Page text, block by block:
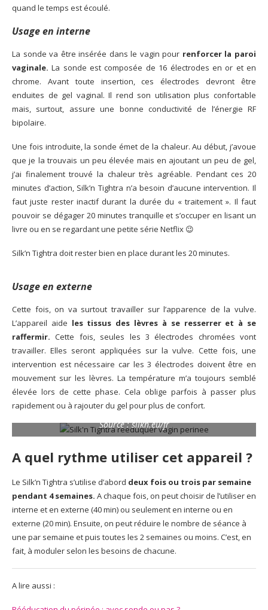
quand le temps est écoulé.
Usage en interne
La sonde va être insérée dans le vagin pour renforcer la paroi
vaginale. La sonde est composée de 16 électrodes en or et en
chrome. Avant toute insertion, ces électrodes devront être
enduites de gel vaginal. Il rend son utilisation plus confortable
mais, surtout, assure une bonne conductivité de l’énergie RF
bipolaire.
Une fois introduite, la sonde émet de la chaleur. Au début, j’avoue
que je la trouvais un peu élevée mais en ajoutant un peu de gel,
j’ai finalement trouvé la chaleur très agréable. Pendant ces 20
minutes d’action, Silk’n Tightra n’a besoin d’aucune intervention. Il
faut juste rester inactif durant la durée du « traitement ». Il faut
pouvoir se dégager 20 minutes tranquille et s’occuper en lisant un
livre ou en se regardant une petite série Netflix 😉
Silk’n Tightra doit rester bien en place durant les 20 minutes.
Usage en externe
Cette fois, on va surtout travailler sur l’apparence de la vulve.
L’appareil aide les tissus des lèvres à se resserrer et à se
raffermir. Cette fois, seules les 3 électrodes chromées vont
travailler. Elles seront appliquées sur la vulve. Cette fois, une
intervention est nécessaire car les 3 électrodes doivent être en
mouvement sur les lèvres. La température m’a toujours semblé
élevée lors de cette phase. Cela oblige parfois à passer plus
rapidement ou à rajouter du gel pour plus de confort.
Source : silkn.eu/fr
A quel rythme utiliser cet appareil ?
Le Silk’n Tightra s’utilise d’abord deux fois ou trois par semaine
pendant 4 semaines. A chaque fois, on peut choisir de l’utiliser en
interne et en externe (40 min) ou seulement en interne ou en
externe (20 min). Ensuite, on peut réduire le nombre de séance à
une par semaine et puis toutes les 2 semaines ou moins. C’est, en
fait, à moduler selon les besoins de chacune.
A lire aussi :